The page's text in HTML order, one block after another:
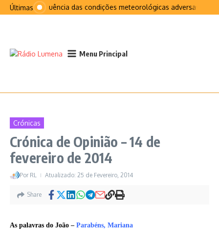
Ir para o conteúdo
ÚltimasNa sequência das condições meteorológicas adversas que
Menu Principal
Crónicas
Crónica de Opinião – 14 de
fevereiro de 2014
Por RL Atualizado: 25 de Fevereiro, 2014
Share
As palavras do João – Parabéns, Mariana